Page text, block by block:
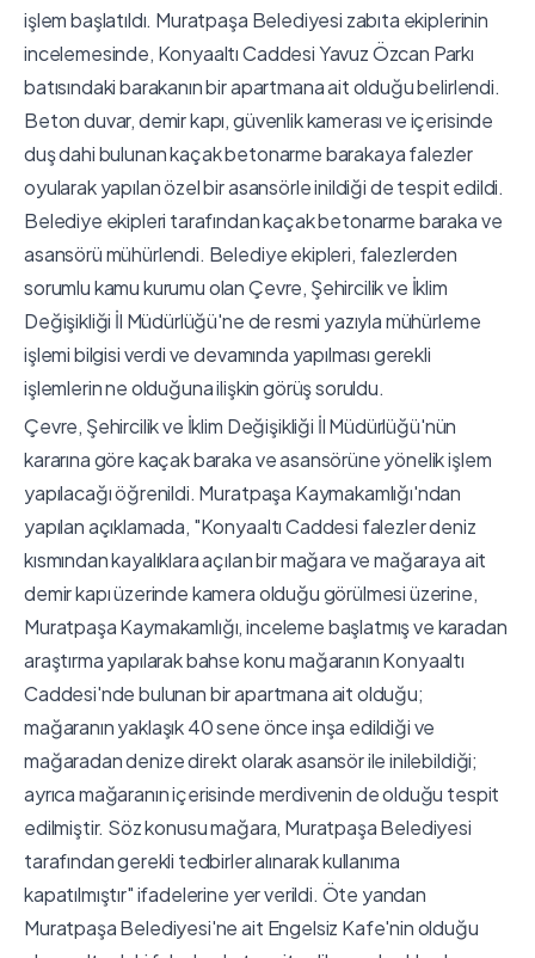
işlem başlatıldı. Muratpaşa Belediyesi zabıta ekiplerinin
incelemesinde, Konyaaltı Caddesi Yavuz Özcan Parkı
batısındaki barakanın bir apartmana ait olduğu belirlendi.
Beton duvar, demir kapı, güvenlik kamerası ve içerisinde
duş dahi bulunan kaçak betonarme barakaya falezler
oyularak yapılan özel bir asansörle inildiği de tespit edildi.
Belediye ekipleri tarafından kaçak betonarme baraka ve
asansörü mühürlendi. Belediye ekipleri, falezlerden
sorumlu kamu kurumu olan Çevre, Şehircilik ve İklim
Değişikliği İl Müdürlüğü'ne de resmi yazıyla mühürleme
işlemi bilgisi verdi ve devamında yapılması gerekli
işlemlerin ne olduğuna ilişkin görüş soruldu.
Çevre, Şehircilik ve İklim Değişikliği İl Müdürlüğü'nün
kararına göre kaçak baraka ve asansörüne yönelik işlem
yapılacağı öğrenildi. Muratpaşa Kaymakamlığı'ndan
yapılan açıklamada, "Konyaaltı Caddesi falezler deniz
kısmından kayalıklara açılan bir mağara ve mağaraya ait
demir kapı üzerinde kamera olduğu görülmesi üzerine,
Muratpaşa Kaymakamlığı, inceleme başlatmış ve karadan
araştırma yapılarak bahse konu mağaranın Konyaaltı
Caddesi'nde bulunan bir apartmana ait olduğu;
mağaranın yaklaşık 40 sene önce inşa edildiği ve
mağaradan denize direkt olarak asansör ile inilebildiği;
ayrıca mağaranın içerisinde merdivenin de olduğu tespit
edilmiştir. Söz konusu mağara, Muratpaşa Belediyesi
tarafından gerekli tedbirler alınarak kullanıma
kapatılmıştır" ifadelerine yer verildi. Öte yandan
Muratpaşa Belediyesi'ne ait Engelsiz Kafe'nin olduğu